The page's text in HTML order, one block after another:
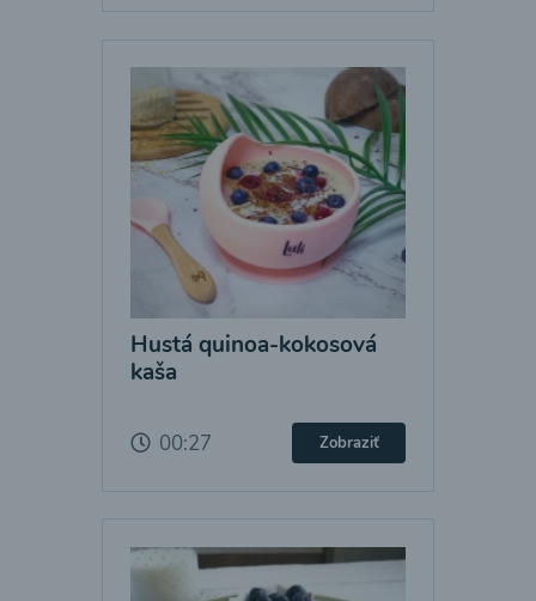
Hustá quinoa-kokosová
kaša
00:27 Zobraziť